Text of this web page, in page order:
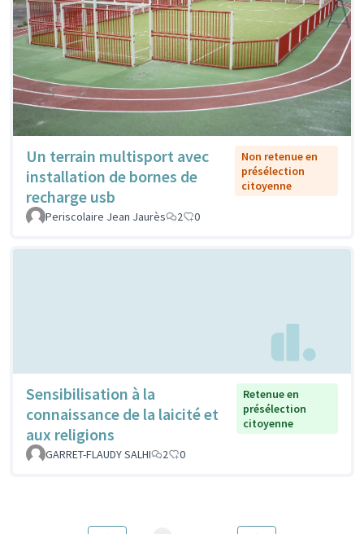
Un terrain multisport avec
installation de bornes de
recharge usb
Non retenue en
présélection
citoyenne
Periscolaire Jean Jaurès 2 0
Sensibilisation à la
connaissance de la laicité et
aux religions
Retenue en
présélection
citoyenne
GARRET-FLAUDY SALHI 2 0